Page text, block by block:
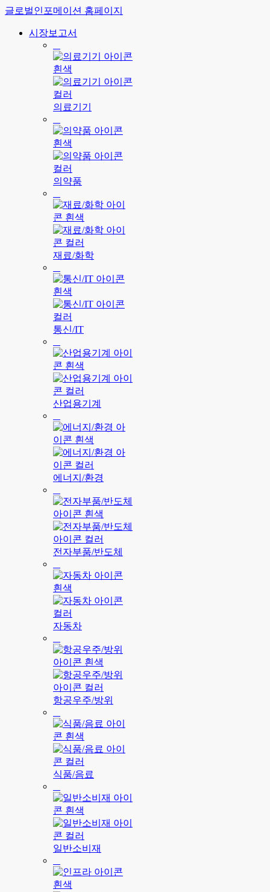
글로벌인포메이션 홈페이지
시장보고서
의료기기
의약품
재료/화학
통신/IT
산업용기계
에너지/환경
전자부품/반도체
자동차
항공우주/방위
식품/음료
일반소비재